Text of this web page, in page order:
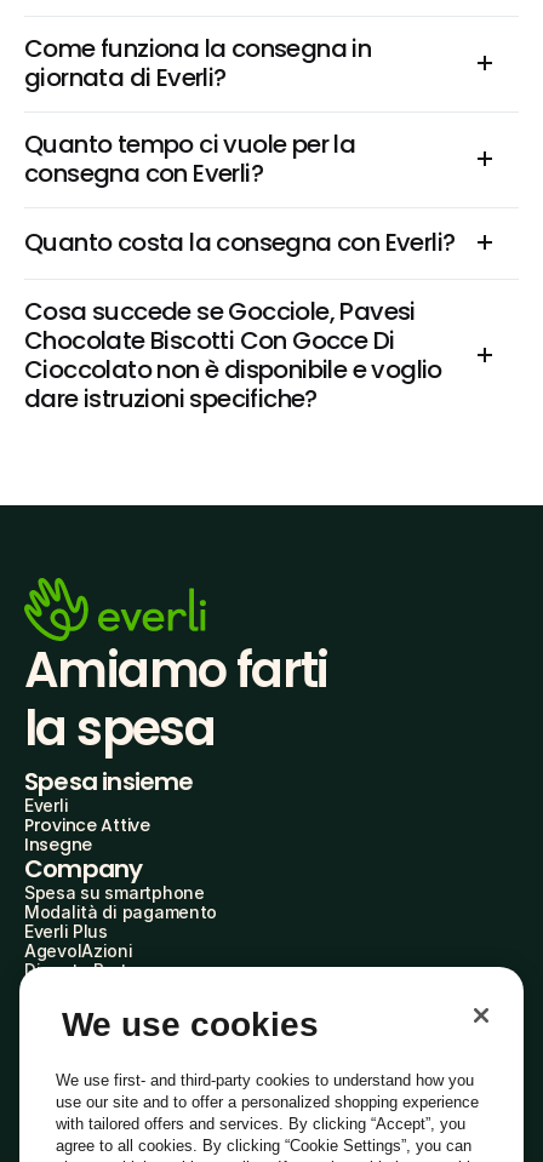
Come funziona la consegna in
giornata di Everli?
Quanto tempo ci vuole per la
consegna con Everli?
Quanto costa la consegna con Everli?
Cosa succede se Gocciole, Pavesi
Chocolate Biscotti Con Gocce Di
Cioccolato non è disponibile e voglio
dare istruzioni specifiche?
Amiamo farti
la spesa
Spesa insieme
Everli
Province Attive
Insegne
Company
Spesa su smartphone
Modalità di pagamento
Everli Plus
AgevolAzioni
Diventa Partner
Everli Shoppers
About Us
Everli News
Domande frequenti
Lavora con noi
Diventa Shopper
Investitori
We use cookies
We use first- and third-party cookies to understand how you
use our site and to offer a personalized shopping experience
with tailored offers and services. By clicking “Accept”, you
agree to all cookies. By clicking “Cookie Settings”, you can